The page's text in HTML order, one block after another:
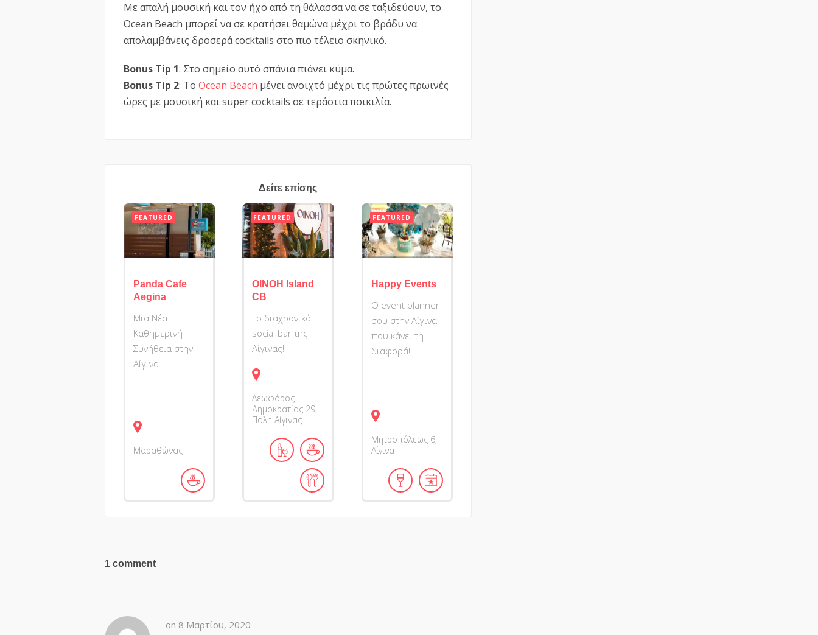
Με απαλή μουσική και τον ήχο από τη θάλασσα να σε ταξιδεύουν, το
Ocean Beach μπορεί να σε κρατήσει θαμώνα μέχρι το βράδυ να
απολαμβάνεις δροσερά cocktails στο πιο τέλειο σκηνικό.
Bonus Tip 1: Στο σημείο αυτό σπάνια πιάνει κύμα.
Bonus Tip 2: Το Ocean Beach μένει ανοιχτό μέχρι τις πρώτες πρωινές
ώρες με μουσική και super cocktails σε τεράστια ποικιλία.
Δείτε επίσης
FEATURED
Panda Cafe
Aegina
Μια Νέα
Καθημερινή
Συνήθεια στην
Αίγινα
Μαραθώνας
FEATURED
ΟΙΝΟΗ Island
CB
Tο διαχρονικό
social bar της
Αίγινας!
Λεωφόρος
Δημοκρατίας 29,
Πόλη Αίγινας
FEATURED
Happy Events
Ο event planner
σου στην Αίγινα
που κάνει τη
διαφορά!
Μητροπόλεως 6
Αίγινα
1 comment
on 8 Μαρτίου, 2020